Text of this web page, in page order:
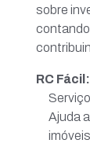
sobre
contando
RC Fácil:
Ajuda